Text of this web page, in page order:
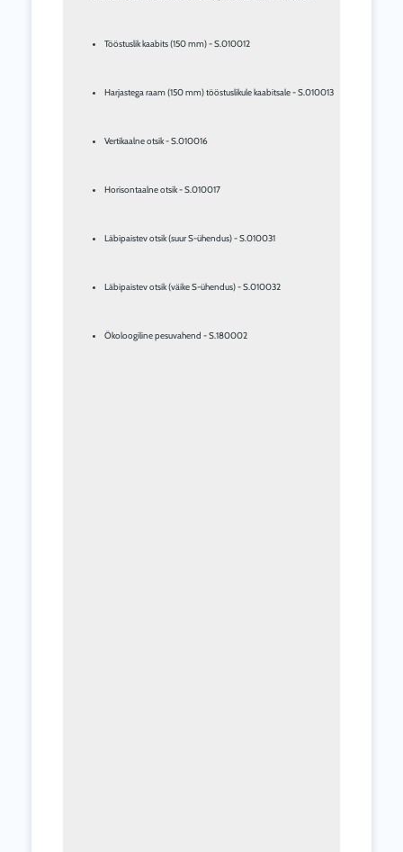
Tööstuslik kaabits (150 mm) - S.010012
Harjastega raam (150 mm) tööstuslikule kaabitsale - S.010013
Vertikaalne otsik - S.010016
Horisontaalne otsik - S.010017
Läbipaistev otsik (suur S-ühendus) - S.010031
Läbipaistev otsik (väike S-ühendus) - S.010032
Ökoloogiline pesuvahend - S.180002